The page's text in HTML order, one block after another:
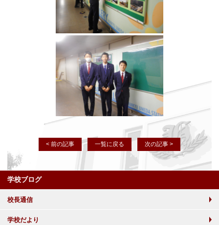
< 前の記事 一覧に戻る 次の記事 >
学校ブログ
校長通信
学校だより